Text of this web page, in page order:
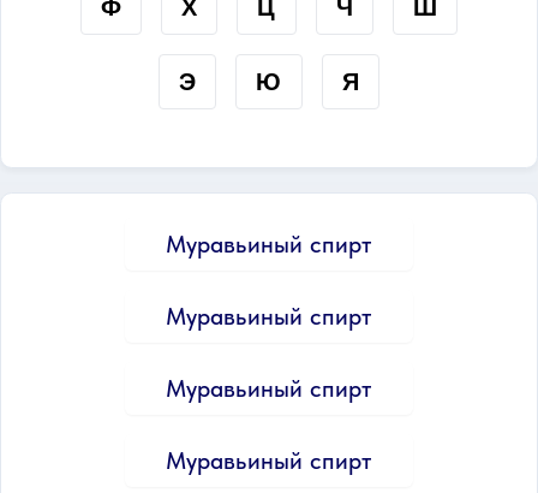
Ф Х Ц Ч Ш
Э Ю Я
Муравьиный спирт
Муравьиный спирт
Муравьиный спирт
Муравьиный спирт